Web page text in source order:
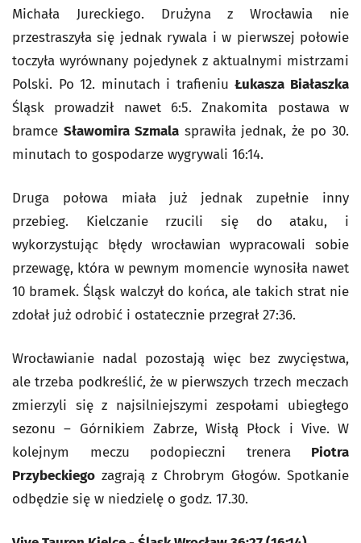
Michała Jureckiego. Drużyna z Wrocławia nie
przestraszyła się jednak rywala i w pierwszej połowie
toczyła wyrównany pojedynek z aktualnymi mistrzami
Polski. Po 12. minutach i trafieniuŁukasza Białaszka
Śląsk prowadził nawet 6:5. Znakomita postawa w
bramce Sławomira Szmalasprawiła jednak, że po 30.
minutach to gospodarze wygrywali 16:14.
Druga połowa miała już jednak zupełnie inny
przebieg. Kielczanie rzucili się do ataku, i
wykorzystując błędy wrocławian wypracowali sobie
przewagę, która w pewnym momencie wynosiła nawet
10 bramek. Śląsk walczył do końca, ale takich strat nie
zdołał już odrobić i ostatecznie przegrał 27:36.
Wrocławianie nadal pozostają więc bez zwycięstwa,
ale trzeba podkreślić, że w pierwszych trzech meczach
zmierzyli się z najsilniejszymi zespołami ubiegłego
sezonu – Górnikiem Zabrze, Wisłą Płock i Vive. W
kolejnym meczu podopieczni trenera Piotra
Przybeckiego zagrają z Chrobrym Głogów. Spotkanie
odbędzie się w niedzielę o godz. 17.30.